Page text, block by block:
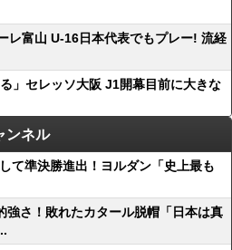
レ富山 U-16日本代表でもプレー! 流経
」セレッソ大阪 J1開幕目前に大きな
ンネル
て準決勝進出！ヨルダン「史上最も
強さ！敗れたカタール脱帽「日本は真